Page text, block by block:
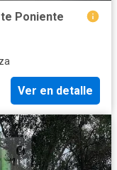
Poniente
Ver en detalle